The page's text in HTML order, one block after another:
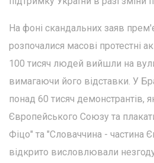
На фоні скандальних заяв
розпочалися масові протестні
100 тисяч людей вийшли на
вимагаючи його відставки. У
понад 60 тисяч демонстрантів,
Європейського Союзу та
Фіцо" та "Словаччина - частина
відкрито висловлювали